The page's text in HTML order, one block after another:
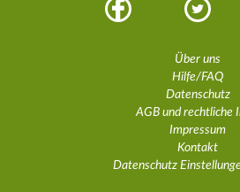
Facebook Twitter
Über uns
Hilfe/FAQ
Datenschutz
AGB und rechtliche
Impressum
Kontakt
Datenschutz